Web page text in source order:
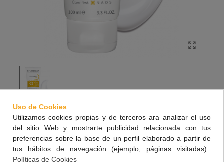
BIODERMA PHOTODERM LEB SPF30+
ALERGIA SOLAR 100 ML
Cuidado dermatológico de la erupción polimorfa lumínica. Previene las
reacciones cutáneas.
Uso de Cookies
Utilizamos cookies propias y de terceros ara analizar el uso
del sitio Web y mostrarte publicidad relacionada con tus
preferencias sobre la base de un perfil elaborado a partir de
tus hábitos de navegación (ejemplo, páginas visitadas).
Políticas de Cookies